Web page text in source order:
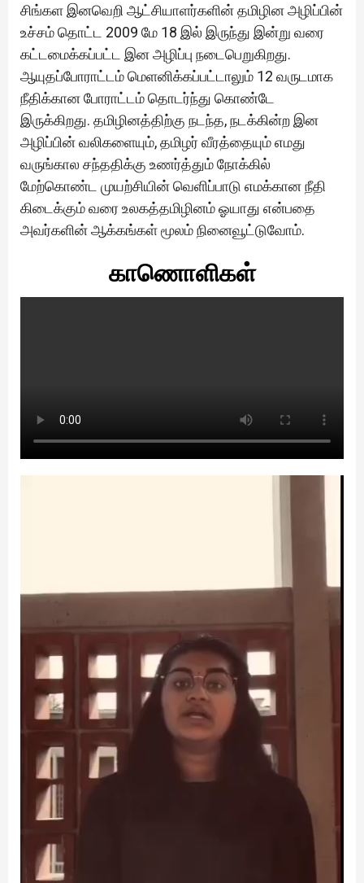
சிங்கள இனவெறி ஆட்சியாளர்களின் தமிழின அழிப்பின்
உச்சம் தொட்ட 2009 மே 18 இல் இருந்து இன்று வரை
கட்டமைக்கப்பட்ட இன அழிப்பு நடைபெறுகிறது.
ஆயுதப்போராட்டம் மெளனிக்கப்பட்டாலும் 12 வருடமாக
நீதிக்கான போராட்டம் தொடர்ந்து கொண்டே
இருக்கிறது. தமிழினத்திற்கு நடந்த, நடக்கின்ற இன
அழிப்பின் வலிகளையும், தமிழர் வீரத்தையும் எமது
வருங்கால சந்ததிக்கு உணர்த்தும் நோக்கில்
மேற்கொண்ட முயற்சியின் வெளிப்பாடு எமக்கான நீதி
கிடைக்கும் வரை உலகத்தமிழினம் ஓயாது என்பதை
அவர்களின் ஆக்கங்கள் மூலம் நினைவூட்டுவோம்.
காணொளிகள்